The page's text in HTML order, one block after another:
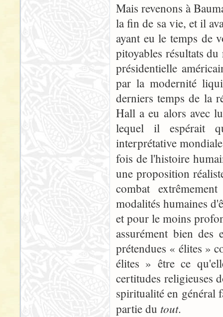
Mais revenons à
la fin de sa vie, et il
ayant eu le temps de
pitoyables résultats
présidentielle
par la modernité
derniers temps de la
Hall a eu alors avec
lequel il espérait
interprétative
fois de l'histoire
une proposition
combat
modalités humaines
et pour le moins
assurément bien
prétendues « élites »
élites » être ce
certitudes religieuses
spiritualité en général
partie du tout.